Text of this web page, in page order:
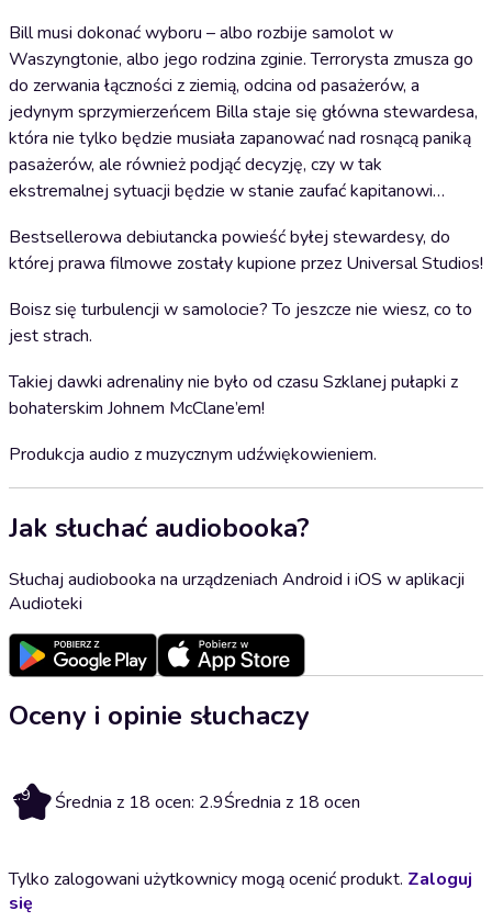
Bill musi dokonać wyboru – albo rozbije samolot w
Waszyngtonie, albo jego rodzina zginie. Terrorysta zmusza go
do zerwania łączności z ziemią, odcina od pasażerów, a
jedynym sprzymierzeńcem Billa staje się główna stewardesa,
która nie tylko będzie musiała zapanować nad rosnącą paniką
pasażerów, ale również podjąć decyzję, czy w tak
ekstremalnej sytuacji będzie w stanie zaufać kapitanowi…
Bestsellerowa debiutancka powieść byłej stewardesy, do
której prawa filmowe zostały kupione przez Universal Studios!
Boisz się turbulencji w samolocie? To jeszcze nie wiesz, co to
jest strach.
Takiej dawki adrenaliny nie było od czasu Szklanej pułapki z
bohaterskim Johnem McClane’em!
Produkcja audio z muzycznym udźwiękowieniem.
Jak słuchać audiobooka?
Słuchaj audiobooka na urządzeniach Android i iOS w aplikacji
Audioteki
Oceny i opinie słuchaczy
2.9 Średnia z 18 ocen: 2.9Średnia z 18 ocen
Tylko zalogowani użytkownicy mogą ocenić produkt. Zaloguj
się